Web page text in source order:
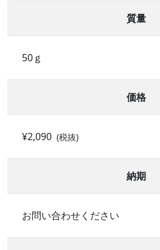
質量
50ｇ
価格
¥2,090 (税抜)
納期
お問い合わせください